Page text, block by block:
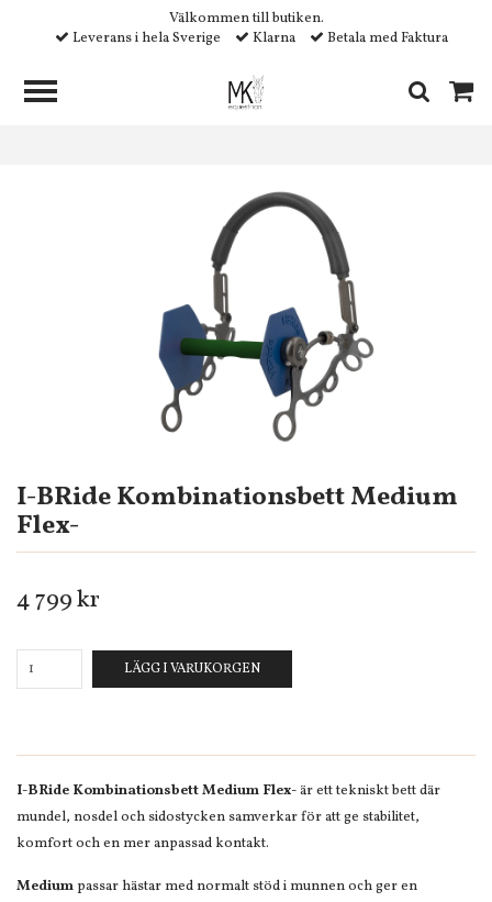
Välkommen till butiken.
Leverans i hela Sverige
Klarna Betala med Faktura
I-BRide Kombinationsbett Medium
Flex-
4 799 kr
LÄGG I VARUKORGEN
I-BRide Kombinationsbett Medium Flex-är ett tekniskt bett där
mundel, nosdel och sidostycken samverkar för att ge stabilitet,
komfort och en mer anpassad kontakt.
Medium passar hästar med normalt stöd i munnen och ger en